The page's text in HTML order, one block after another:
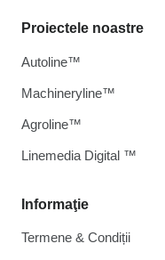
Informaţie
Termene & Condiții
Proiectele noastre
Autoline™
Machineryline™
Agroline™
Linemedia Digital ™